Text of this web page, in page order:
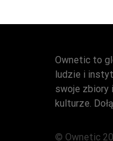
Ownetic to
ludzie i
swoje zbiory
kulturze.
© Ownetic